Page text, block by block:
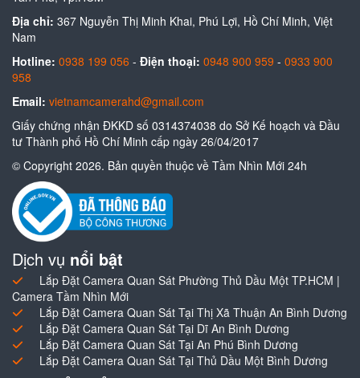
Địa chỉ: 367 Nguyễn Thị Minh Khai, Phú Lợi, Hồ Chí Minh, Việt
Nam
Hotline: 0938 199 056 - Điện thoại: 0948 900 959 - 0933 900
958
Email: vietnamcamerahd@gmail.com
Giấy chứng nhận ĐKKD số 0314374038 do Sở Kế hoạch và Đầu
tư Thành phố Hồ Chí Minh cấp ngày 26/04/2017
© Copyright 2026. Bản quyền thuộc về Tầm Nhìn Mới 24h
Dịch vụ nổi bật
Lắp Đặt Camera Quan Sát Phường Thủ Dầu Một TP.HCM |
Camera Tầm Nhìn Mới
Lắp Đặt Camera Quan Sát Tại Thị Xã Thuận An Bình Dương
Lắp Đặt Camera Quan Sát Tại Dĩ An Bình Dương
Lắp Đặt Camera Quan Sát Tại An Phú Bình Dương
Lắp Đặt Camera Quan Sát Tại Thủ Dầu Một Bình Dương